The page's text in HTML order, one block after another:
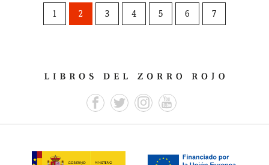
1 2 3 4 5 6 7